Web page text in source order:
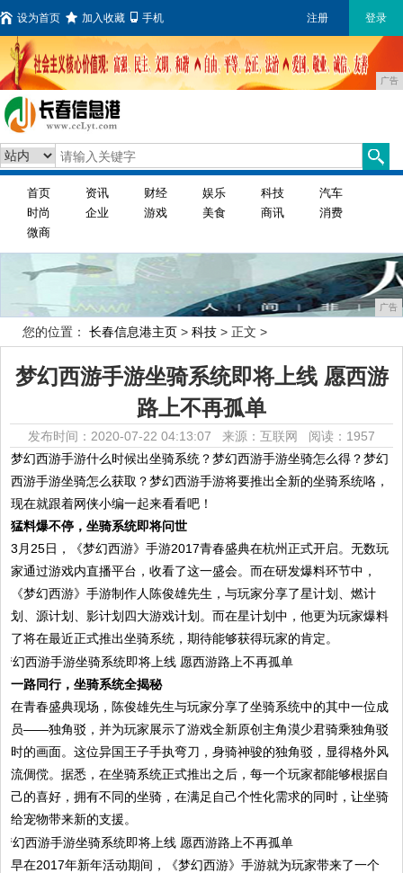
设为首页 加入收藏 手机 注册 登录
广告
首页 资讯 财经 娱乐 科技
汽车
时尚
企业 游戏 美食 商讯
消费
微商
广告
您的位置： 长春信息港主页 > 科技 > 正文 >
梦幻西游手游坐骑系统即将上线 愿西游
路上不再孤单
发布时间：2020-07-22 04:13:07 来源：互联网 阅读：1957
梦幻西游手游什么时候出坐骑系统？梦幻西游手游坐骑怎么得？梦幻
西游手游坐骑怎么获取？梦幻西游手游将要推出全新的坐骑系统咯，
现在就跟着网侠小编一起来看看吧！
猛料爆不停，坐骑系统即将问世
3月25日，《梦幻西游》手游2017青春盛典在杭州正式开启。无数玩
家通过游戏内直播平台，收看了这一盛会。而在研发爆料环节中，
《梦幻西游》手游制作人陈俊雄先生，与玩家分享了星计划、燃计
划、源计划、影计划四大游戏计划。而在星计划中，他更为玩家爆料
了将在最近正式推出坐骑系统，期待能够获得玩家的肯定。
一路同行，坐骑系统全揭秘
在青春盛典现场，陈俊雄先生与玩家分享了坐骑系统中的其中一位成
员——独角驳，并为玩家展示了游戏全新原创主角漠少君骑乘独角驳
时的画面。这位异国王子手执弯刀，身骑神骏的独角驳，显得格外风
流倜傥。据悉，在坐骑系统正式推出之后，每一个玩家都能够根据自
己的喜好，拥有不同的坐骑，在满足自己个性化需求的同时，让坐骑
给宠物带来新的支援。
早在2017年新年活动期间，《梦幻西游》手游就为玩家带来了一个